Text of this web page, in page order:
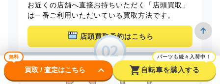
お近くの店舗へ直接お持ちいただく「店頭買取」
は一番ご利用いただいている買取方法です。
店頭買取予約はこちら
無料
買取 / 査定はこちら keyboard_arrow_down shopping_cart
パーツも続々入荷中！
自転車を購入する